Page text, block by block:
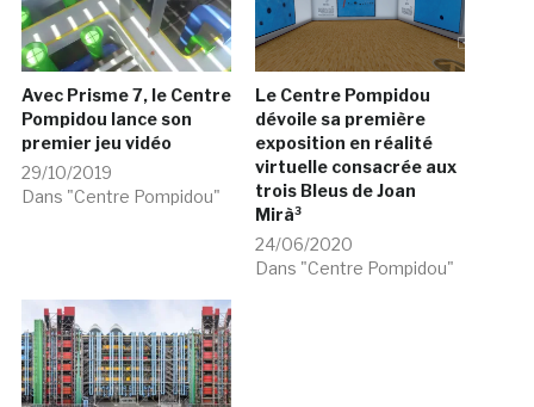
Avec Prisme 7, le Centre
Pompidou lance son
premier jeu vidéo
29/10/2019
Dans "Centre Pompidou"
Le Centre Pompidou
dévoile sa première
exposition en réalité
virtuelle consacrée aux
trois Bleus de Joan
Mirà³
24/06/2020
Dans "Centre Pompidou"